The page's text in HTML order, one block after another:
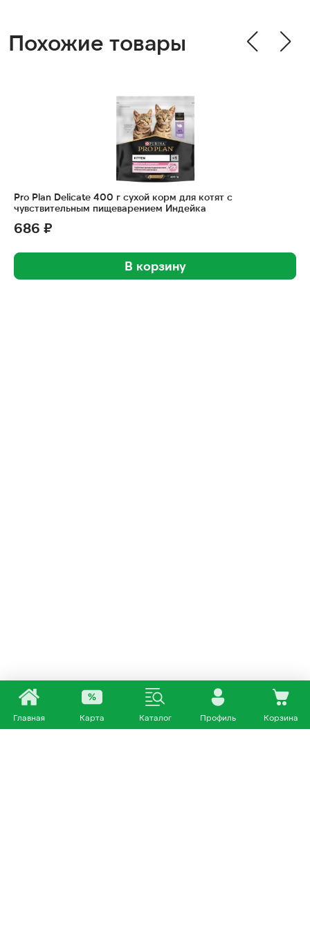
Похожие товары
Pro Plan Delicate 400 г сухой корм для котят с
чувствительным пищеварением Индейка
686 ₽
В корзину
Главная Карта Каталог Профиль Корзина